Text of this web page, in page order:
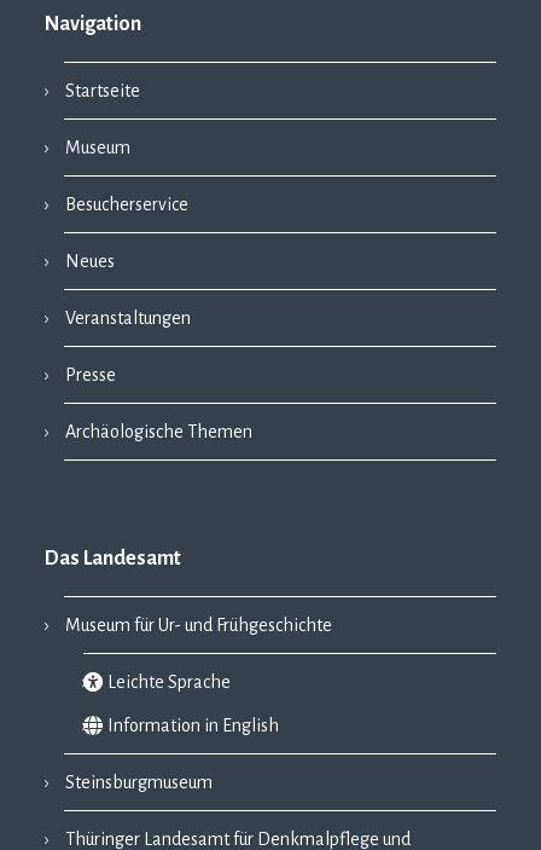
Navigation
Startseite
Museum
Besucherservice
Neues
Veranstaltungen
Presse
Archäologische Themen
Das Landesamt
Museum für Ur- und Frühgeschichte
Leichte Sprache
Information in English
Steinsburgmuseum
Thüringer Landesamt für Denkmalpflege und